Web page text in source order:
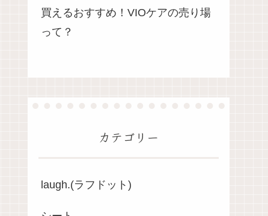
買えるおすすめ！VIOケアの売り場
って？
カテゴリー
laugh.(ラフドット)